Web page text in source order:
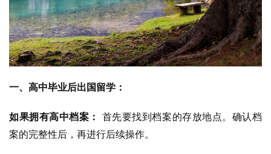
一、高中毕业后出国留学：
如果拥有高中档案：
首先要找到档案的存放地点。确认档
案的完整性后，再进行后续操作。